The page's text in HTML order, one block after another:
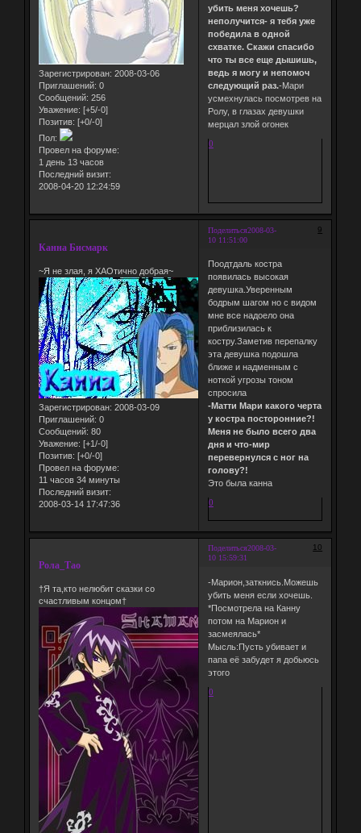
Зарегистрирован: 2008-03-06
Приглашений: 0
Сообщений: 256
Уважение: [+5/-0]
Позитив: [+0/-0]
Пол:
Провел на форуме:
1 день 13 часов
Последний визит:
2008-04-20 12:24:59
убить меня хочешь?
неполучится- я тебя уже
победила в одной
схватке. Скажи спасибо
что ты все еще дышишь,
ведь я могу и непомоч
следующий раз.-Мари
усмехнулась посмотрев на
Ролу, в глазах девушки
мерцал злой огонек
0
Поделиться 9
2008-03-
10 11:51:00
Канна Бисмарк
~Я не злая, я ХАОтично добрая~
Зарегистрирован: 2008-03-09
Приглашений: 0
Сообщений: 80
Уважение: [+1/-0]
Позитив: [+0/-0]
Провел на форуме:
11 часов 34 минуты
Последний визит:
2008-03-14 17:47:36
Поодтдаль костра
появилась высокая
девушка.Уверенным
бодрым шагом но с видом
мне все надоело она
приблизилась к
костру.Заметив перепалку
эта девушка подошла
ближе и надменным с
ноткой угрозы тоном
спросила
-Матти Мари какого черта
у костра посторонние?!
Меня не было всего два
дня и что-мир
перевернулся с ног на
голову?!
Это была канна
0
Поделиться 10
2008-03-
10 15:59:31
Рола_Тао
†Я та,кто нелюбит сказки со
счастливым концом†
-Марион,заткнись.Можешь
убить меня если хочешь.
*Посмотрела на Канну
потом на Марион и
засмеялась*
Мысль:Пусть убивает и
папа её забудет я добьюсь
этого
0